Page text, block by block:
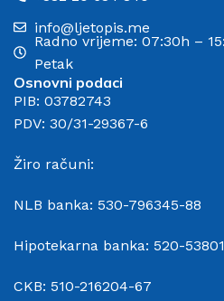
info@ljetopis.me
Radno vrijeme: 07:30h –
Petak
Osnovni podaci
PIB: 03782743
PDV: 30/31-29367-6
Žiro računi:
NLB banka: 530-796345-88
Hipotekarna banka: 520-
CKB: 510-216204-67